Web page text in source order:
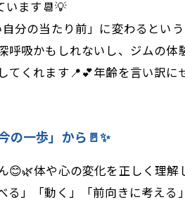
います📆💡
分の当たり前」に変わるとい
吸かもしれないし、ジムの体
くれます📍💕年齢を言い訳
の一歩」から🚪✨
😊🌿体や心の変化を正しく理
る」「動く」「前向きに考え